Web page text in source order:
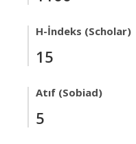
H-İndeks (Scholar)
15
Atıf (Sobiad)
5